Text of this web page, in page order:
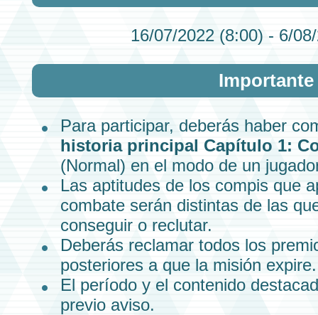
16/07/2022 (8:00) - 6/
Importante
Para participar, deberás haber
historia principal Capítulo 1:
(Normal) en el modo de un
Las aptitudes de los compisque
combate serán distintas de las
conseguir o reclutar.
Deberás reclamar todos los
posteriores a que la misión expire.
El período y el contenido
previo aviso.